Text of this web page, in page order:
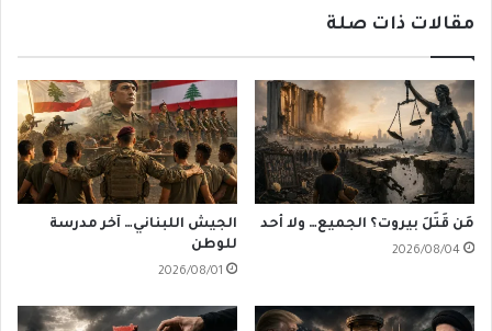
مقالات ذات صلة
مَن قَتَلَ بيروت؟ الجميع… ولا أحد
2026/08/04
الجيش اللبناني… آخر مدرسة
للوطن
2026/08/01